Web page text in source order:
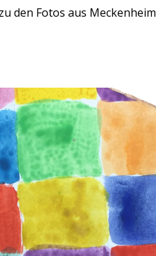
den Fotos aus Meckenheim